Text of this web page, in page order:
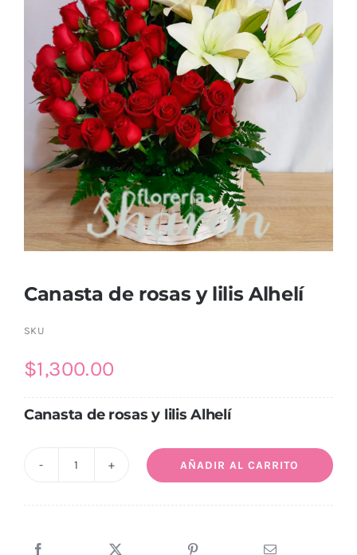
Por Evento
Detalles
Funebres
Canasta de rosas y lilis Alhelí
SKU
$1,300.00
Canasta de rosas y lilis Alhelí
AÑADIR AL CARRITO